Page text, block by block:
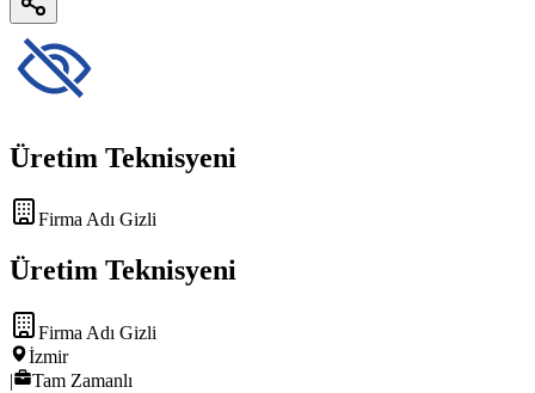
Üretim Teknisyeni
Firma Adı Gizli
Üretim Teknisyeni
Firma Adı Gizli
İzmir
|
Tam Zamanlı